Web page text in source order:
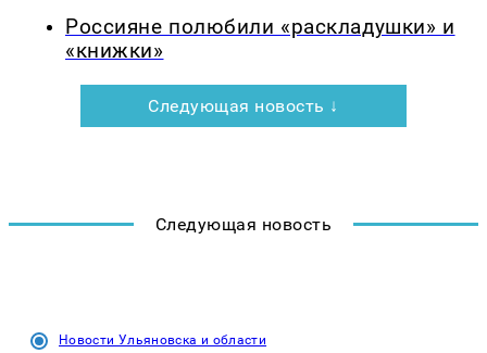
Россияне полюбили «раскладушки» и
«книжки»
Следующая новость ↓
Следующая новость
Новости Ульяновска и области